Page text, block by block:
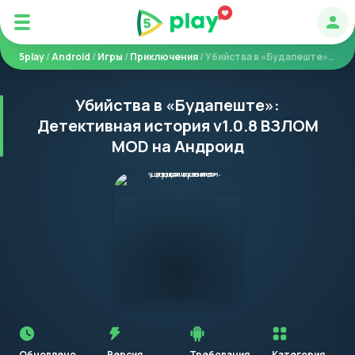
5play/Android /Игры /Приключения/ Убийства в «Будапеште»: Детективная история
Убийства в «Будапеште»:
Детективная история v1.0.8 ВЗЛОМ
MOD на Андроид
установкой
приложения